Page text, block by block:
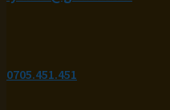
0705.451.451